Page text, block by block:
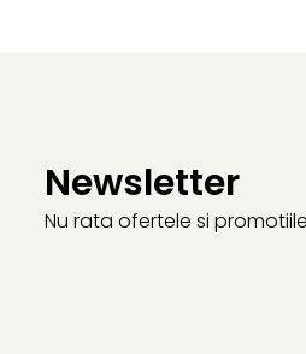
Newsletter
Nu rata ofertele si